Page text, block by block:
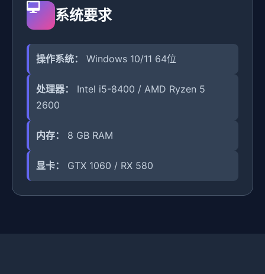
系统要求
操作系统： Windows 10/11 64位
处理器：
Intel i5-8400 / AMD Ryzen 5
2600
内存： 8 GB RAM
显卡： GTX 1060 / RX 580